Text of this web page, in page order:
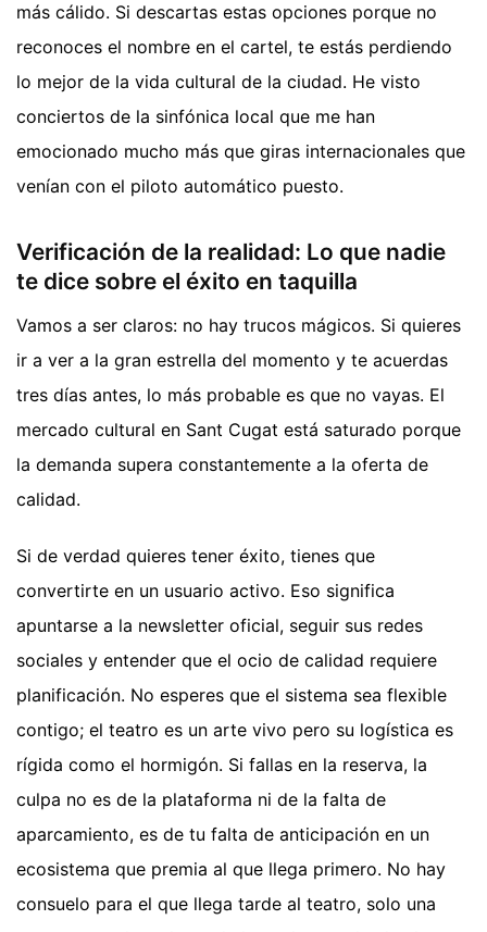
más cálido. Si descartas estas opciones porque no
reconoces el nombre en el cartel, te estás perdiendo
lo mejor de la vida cultural de la ciudad. He visto
conciertos de la sinfónica local que me han
emocionado mucho más que giras internacionales que
venían con el piloto automático puesto.
Verificación de la realidad: Lo que nadie
te dice sobre el éxito en taquilla
Vamos a ser claros: no hay trucos mágicos. Si quieres
ir a ver a la gran estrella del momento y te acuerdas
tres días antes, lo más probable es que no vayas. El
mercado cultural en Sant Cugat está saturado porque
la demanda supera constantemente a la oferta de
calidad.
Si de verdad quieres tener éxito, tienes que
convertirte en un usuario activo. Eso significa
apuntarse a la newsletter oficial, seguir sus redes
sociales y entender que el ocio de calidad requiere
planificación. No esperes que el sistema sea flexible
contigo; el teatro es un arte vivo pero su logística es
rígida como el hormigón. Si fallas en la reserva, la
culpa no es de la plataforma ni de la falta de
aparcamiento, es de tu falta de anticipación en un
ecosistema que premia al que llega primero. No hay
consuelo para el que llega tarde al teatro, solo una